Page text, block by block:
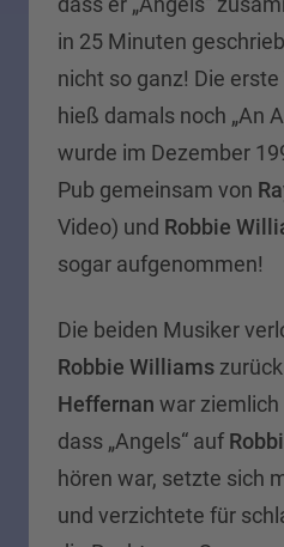
in 25 Minuten
nicht so ganz! Die erste
hieß damals noch „An
wurde im Dezember
Pub gemeinsam von
Video) und Robbie
sogar aufgenommen!
Die beiden Musiker
Robbie Williams
Heffernan war ziemlich
dass „Angels“ auf
hören war, setzte sich
und verzichtete für